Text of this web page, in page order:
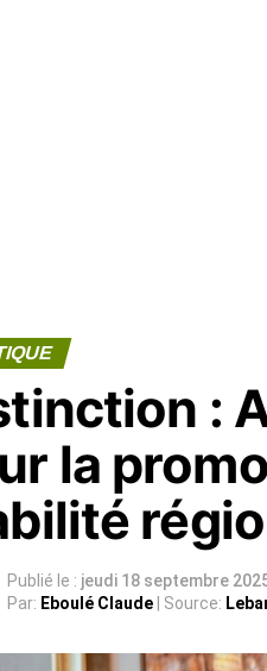
:
la
Publié le : jeudi 18 septembre
Par: Eboulé Claude | Source: